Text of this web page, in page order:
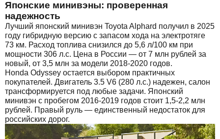
Японские минивэны: проверенная
надежность
Лучший японский минивэн Toyota Alphard получил в 2025
году гибридную версию с запасом хода на электротяге
73 км. Расход топлива снизился до 5,6 л/100 км при
мощности 306 л.с. Цена в России — от 7 млн рублей за
новый, от 3,5 млн за модели 2018-2020 годов.
Honda Odyssey остается выбором практичных
покупателей. Двигатель 3.5 V6 (280 л.с.) надежен, салон
трансформируется под любые задачи. Японский
минивэн с пробегом 2016-2019 годов стоит 1,5-2,2 млн
рублей. Правый руль — единственный недостаток для
российских дорог.